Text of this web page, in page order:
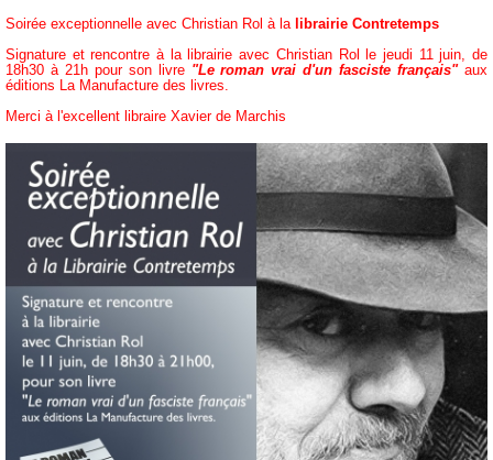
Soirée exceptionnelle avec Christian Rol à la librairie Contretemps
Signature et rencontre à la librairie avec Christian Rol le jeudi 11 juin, de
18h30 à 21h pour son livre "Le roman vrai d'un fasciste français"aux
éditions La Manufacture des livres.
Merci à l'excellent libraire Xavier de Marchis